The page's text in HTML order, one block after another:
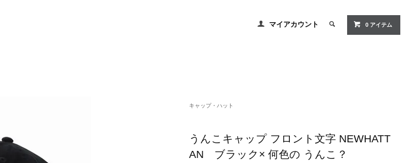
マイアカウント 0 アイテム
キャップ・ハット
うんこキャップ フロント文字 NEWHATT
AN ブラック× 何色の うんこ？